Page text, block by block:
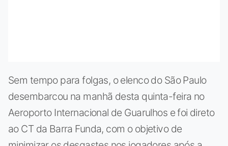
Sem tempo para folgas, o elenco do São Paulo
desembarcou na manhã desta quinta-feira no
Aeroporto Internacional de Guarulhos e foi direto
ao CT da Barra Funda, com o objetivo de